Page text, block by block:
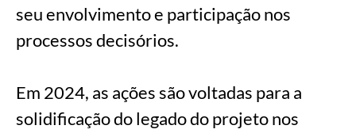
seu envolvimento e participação nos
processos decisórios.
Em 2024, as ações são voltadas para a
solidificação do legado do projeto nos